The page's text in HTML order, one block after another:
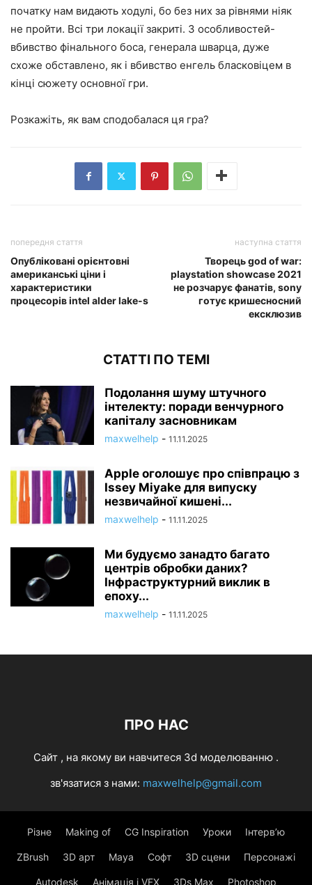
початку нам видають ходулі, бо без них за рівнями ніяк
не пройти. Всі три локації закриті. З особливостей-
вбивство фінального боса, генерала шварца, дуже
схоже обставлено, як і вбивство енгель бласковіцем в
кінці сюжету основної гри.
Розкажіть, як вам сподобалася ця гра?
попередня стаття
Опубліковані орієнтовні
американські ціни і
характеристики
процесорів intel alder lake-s
наступна стаття
Творець god of war:
playstation showcase 2021
не розчарує фанатів, sony
готує кришесносний
ексклюзив
СТАТТІ ПО ТЕМІ
Подолання шуму штучного
інтелекту: поради венчурного
капіталу засновникам
maxwelhelp - 11.11.2025
Apple оголошує про співпрацю з
Issey Miyake для випуску
незвичайної кишені...
maxwelhelp - 11.11.2025
Ми будуємо занадто багато
центрів обробки даних?
Інфраструктурний виклик в
епоху...
maxwelhelp - 11.11.2025
ПРО НАС
Cайт , на якому ви навчитеся 3d моделюванню .
зв'язатися з нами: maxwelhelp@gmail.com
Різне Making of CG Inspiration Уроки Інтерв’ю
ZBrush 3D арт Maya Софт 3D сцени Персонажі
Autodesk Анімація і VFX 3Ds Max Photoshop